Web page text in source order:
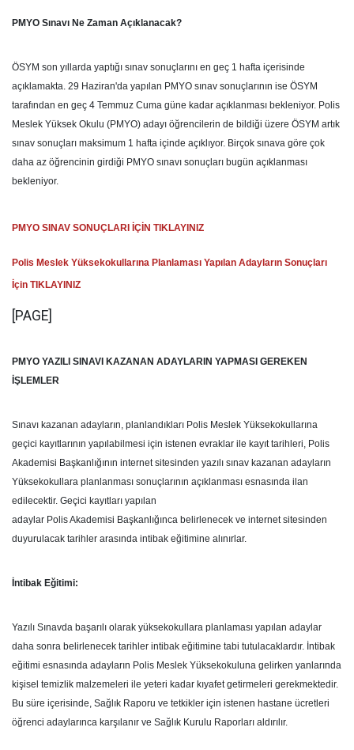
PMYO Sınavı Ne Zaman Açıklanacak?
ÖSYM son yıllarda yaptığı sınav sonuçlarını en geç 1 hafta içerisinde
açıklamakta. 29 Haziran'da yapılan PMYO sınav sonuçlarının ise ÖSYM
tarafından en geç 4 Temmuz Cuma güne kadar açıklanması bekleniyor. Polis
Meslek Yüksek Okulu (PMYO) adayı öğrencilerin de bildiği üzere ÖSYM artık
sınav sonuçları maksimum 1 hafta içinde açıklıyor. Birçok sınava göre çok
daha az öğrencinin girdiği PMYO sınavı sonuçları bugün açıklanması
bekleniyor.
PMYO SINAV SONUÇLARI İÇİN TIKLAYINIZ
Polis Meslek Yüksekokullarına Planlaması Yapılan Adayların Sonuçları
İçin TIKLAYINIZ
[PAGE]
PMYO YAZILI SINAVI KAZANAN ADAYLARIN YAPMASI GEREKEN
İŞLEMLER
Sınavı kazanan adayların, planlandıkları Polis Meslek Yüksekokullarına
geçici kayıtlarının yapılabilmesi için istenen evraklar ile kayıt tarihleri, Polis
Akademisi Başkanlığının internet sitesinden yazılı sınav kazanan adayların
Yüksekokullara planlanması sonuçlarının açıklanması esnasında ilan
edilecektir. Geçici kayıtları yapılan
adaylar Polis Akademisi Başkanlığınca belirlenecek ve internet sitesinden
duyurulacak tarihler arasında intibak eğitimine alınırlar.
İntibak Eğitimi:
Yazılı Sınavda başarılı olarak yüksekokullara planlaması yapılan adaylar
daha sonra belirlenecek tarihler intibak eğitimine tabi tutulacaklardır. İntibak
eğitimi esnasında adayların Polis Meslek Yüksekokuluna gelirken yanlarında
kişisel temizlik malzemeleri ile yeteri kadar kıyafet getirmeleri gerekmektedir.
Bu süre içerisinde, Sağlık Raporu ve tetkikler için istenen hastane ücretleri
öğrenci adaylarınca karşılanır ve Sağlık Kurulu Raporları aldırılır.